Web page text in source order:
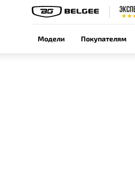
Модели Покупателям